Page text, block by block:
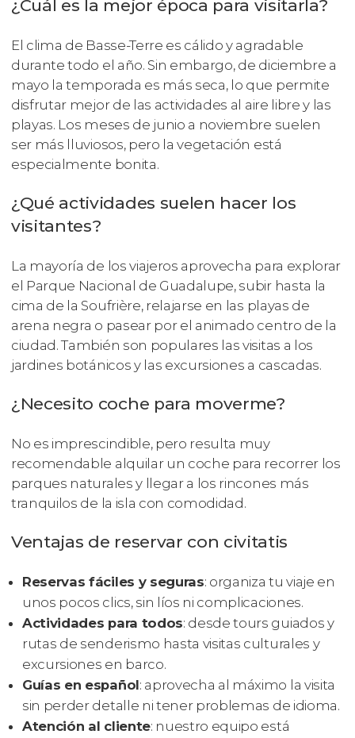
¿Cuál es la mejor época para visitarla?
El clima de Basse-Terre es cálido y agradable
durante todo el año. Sin embargo, de diciembre a
mayo la temporada es más seca, lo que permite
disfrutar mejor de las actividades al aire libre y las
playas. Los meses de junio a noviembre suelen
ser más lluviosos, pero la vegetación está
especialmente bonita.
¿Qué actividades suelen hacer los
visitantes?
La mayoría de los viajeros aprovecha para explorar
el Parque Nacional de Guadalupe, subir hasta la
cima de la Soufrière, relajarse en las playas de
arena negra o pasear por el animado centro de la
ciudad. También son populares las visitas a los
jardines botánicos y las excursiones a cascadas.
¿Necesito coche para moverme?
No es imprescindible, pero resulta muy
recomendable alquilar un coche para recorrer los
parques naturales y llegar a los rincones más
tranquilos de la isla con comodidad.
Ventajas de reservar con civitatis
Reservas fáciles y seguras: organiza tu viaje en
unos pocos clics, sin líos ni complicaciones.
Actividades para todos: desde tours guiados y
rutas de senderismo hasta visitas culturales y
excursiones en barco.
Guías en español: aprovecha al máximo la visita
sin perder detalle ni tener problemas de idioma.
Atención al cliente: nuestro equipo está